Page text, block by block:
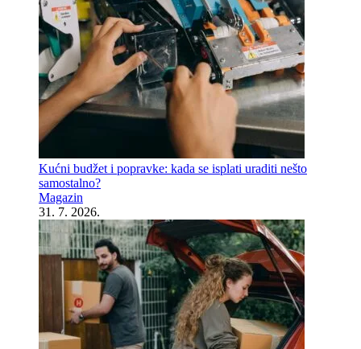
Kućni budžet i popravke: kada se isplati uraditi nešto
samostalno?
Magazin
31. 7. 2026.